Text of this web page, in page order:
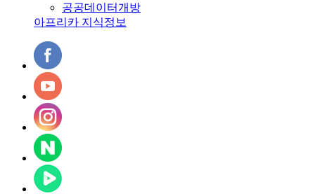
공공데이터개방
아프리카 지식정보